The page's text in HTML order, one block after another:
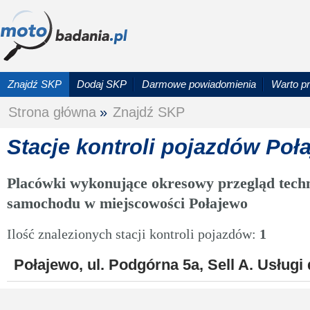
Znajdź SKP Dodaj SKP Darmowe powiadomienia Warto
Strona główna » Znajdź SKP
Stacje kontroli pojazdów
Placówki wykonujące okresowy przegląd
samochodu w miejscowości Połajewo
Ilość znalezionych stacji kontroli pojazdów: 1
Połajewo, ul. Podgórna 5a, Sell A.